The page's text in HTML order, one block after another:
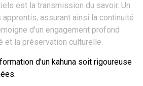
est la transmission du savoir. Un
assurant ainsi la continuité
d'un engagement profond
et la préservation culturelle.
d'un kahuna soit rigoureuse